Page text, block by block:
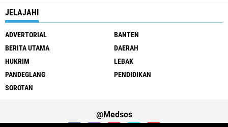
JELAJAHI
ADVERTORIAL
BANTEN
BERITA UTAMA
DAERAH
HUKRIM
LEBAK
PANDEGLANG
PENDIDIKAN
SOROTAN
@Medsos